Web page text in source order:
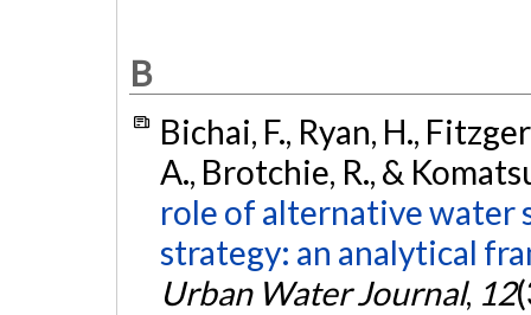
B
Bichai, F., Ryan, H.,
A., Brotchie, R., &
role of alternative water
strategy: an analytical
Urban Water Journal, 12